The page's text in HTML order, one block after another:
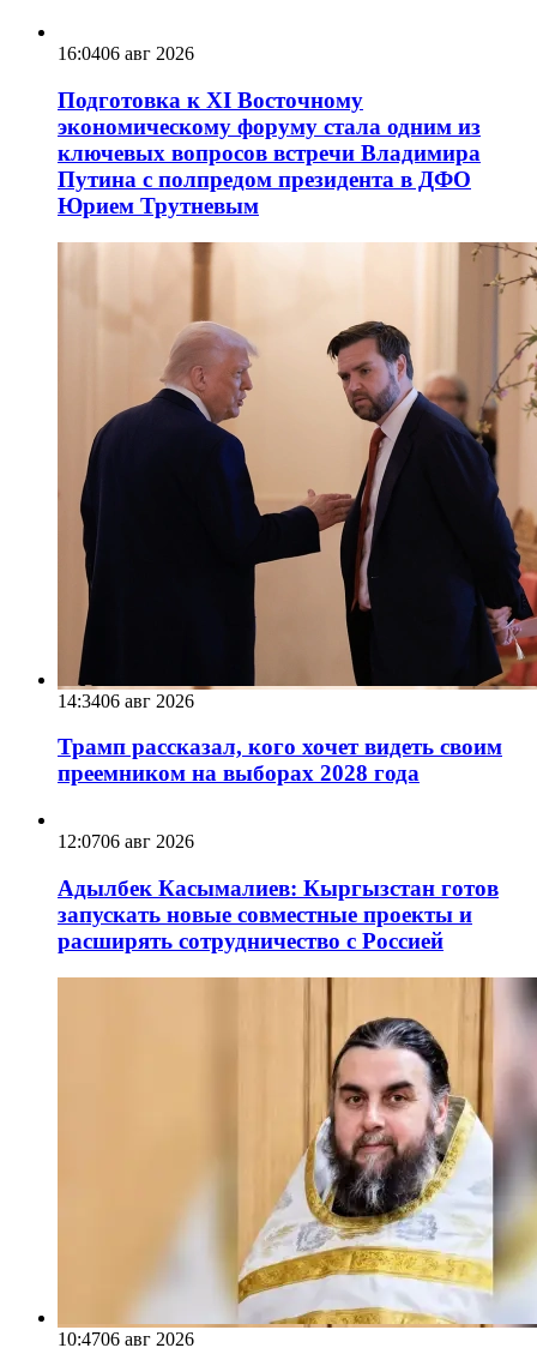
16:0406 авг 2026
Подготовка к XI Восточному
экономическому форуму стала одним из
ключевых вопросов встречи Владимира
Путина с полпредом президента в ДФО
Юрием Трутневым
14:3406 авг 2026
Трамп рассказал, кого хочет видеть своим
преемником на выборах 2028 года
12:0706 авг 2026
Адылбек Касымалиев: Кыргызстан готов
запускать новые совместные проекты и
расширять сотрудничество с Россией
10:4706 авг 2026